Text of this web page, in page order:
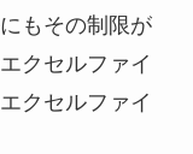
もその制限が
クセルファイ
クセルファイ